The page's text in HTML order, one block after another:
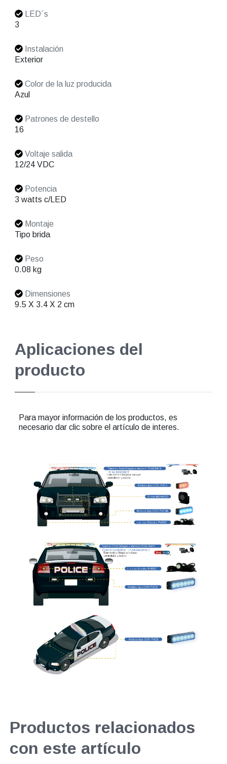
LED´s
3
Instalación
Exterior
Color de la luz producida
Azul
Patrones de destello
16
Voltaje salida
12/24 VDC
Potencia
3 watts c/LED
Montaje
Tipo brida
Peso
0.08 kg
Dimensiones
9.5 X 3.4 X 2 cm
Aplicaciones del
producto
Para mayor información de los productos, es
necesario dar clic sobre el artículo de interes.
Productos relacionados
con este artículo